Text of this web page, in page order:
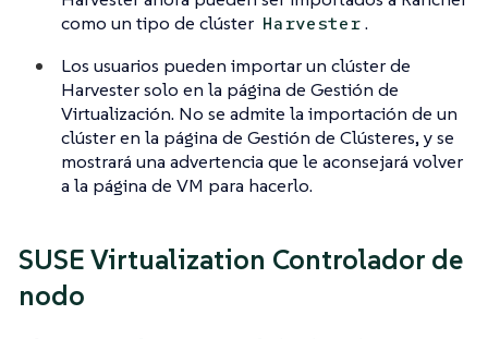
como un tipo de clúster Harvester.
Los usuarios pueden importar un clúster de
Harvester solo en la página de Gestión de
Virtualización. No se admite la importación de un
clúster en la página de Gestión de Clústeres, y se
mostrará una advertencia que le aconsejará volver
a la página de VM para hacerlo.
SUSE Virtualization Controlador de
nodo